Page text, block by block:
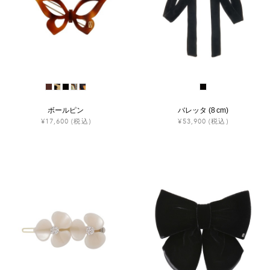
ボールピン
¥17,600 (税込)
バレッタ (8 cm)
¥53,900 (税込)